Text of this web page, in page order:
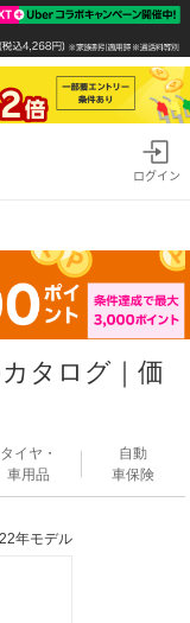
ログイン
タログ｜価
タイヤ・
車用品
自動
車保険
年モデル